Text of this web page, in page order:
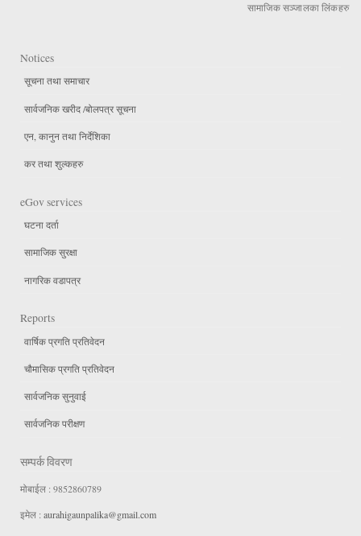
सामाजिक सञ्जालका लिंकहरु
Notices
सूचना तथा समाचार
सार्वजनिक खरीद /बोलपत्र सूचना
एन, कानुन तथा निर्देशिका
कर तथा शुल्कहरु
eGov services
घटना दर्ता
सामाजिक सुरक्षा
नागरिक वडापत्र
Reports
वार्षिक प्रगति प्रतिवेदन
चौमासिक प्रगति प्रतिवेदन
सार्वजनिक सुनुवाई
सार्वजनिक परीक्षण
सम्पर्क विवरण
मोबाईल : 9852860789
इमेल : aurahigaunpalika@gmail.com